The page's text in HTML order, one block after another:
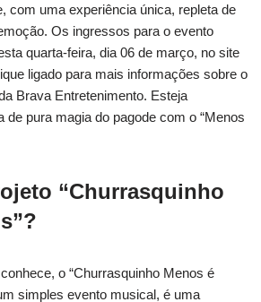
com uma experiência única, repleta de
Os ingressos para o evento
quarta-feira, dia 06 de março, no site
ligado para mais informações sobre o
Brava Entretenimento. Esteja
de pura magia do pagode com o “Menos
“Churrasquinho
o “Churrasquinho Menos é
simples evento musical, é uma